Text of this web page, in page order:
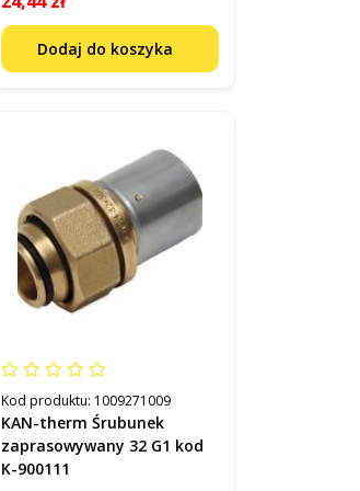
Dodaj do koszyka
Kod produktu: 1009271009
KAN-therm Śrubunek
zaprasowywany 32 G1 kod
K-900111